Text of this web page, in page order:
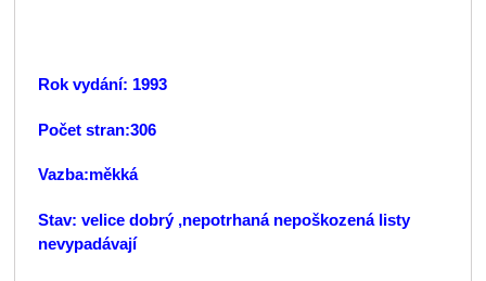
Rok vydání: 1993
Počet stran:306
Vazba:měkká
Stav: velice dobrý ,nepotrhaná nepoškozená listy
nevypadávají